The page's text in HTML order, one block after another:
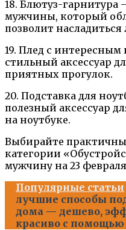
18. Блютуз-гарнитура
мужчины, который
позволит
19. Плед с
стильный аксессуар
приятных прогулок.
20. Подставка для
полезный аксессуар
на ноутбуке.
Выбирайте
категории
мужчину на 23
Популярные статьи
лучшие способы
дома — дешево,
красиво с помощью